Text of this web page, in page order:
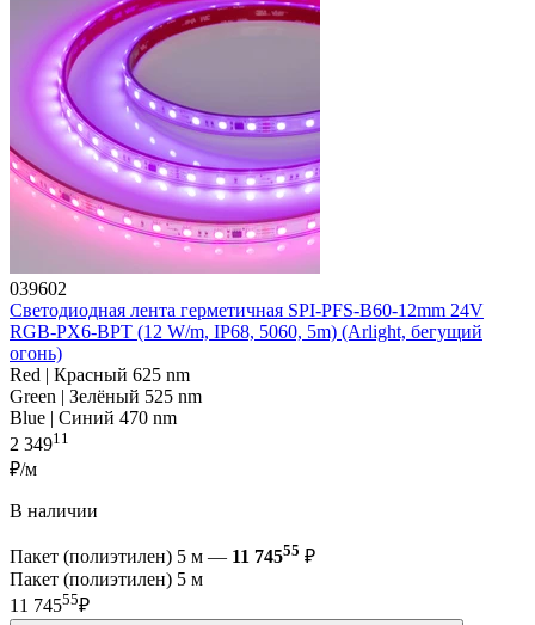
039602
Светодиодная лента герметичная SPI-PFS-B60-12mm 24V
RGB-PX6-BPT (12 W/m, IP68, 5060, 5m) (Arlight, бегущий
огонь)
Red | Красный 625 nm
Green | Зелёный 525 nm
Blue | Синий 470 nm
2 34911
₽/м
В наличии
Пакет (полиэтилен) 5 м — 11 74555 ₽
Пакет (полиэтилен) 5 м
11 74555₽